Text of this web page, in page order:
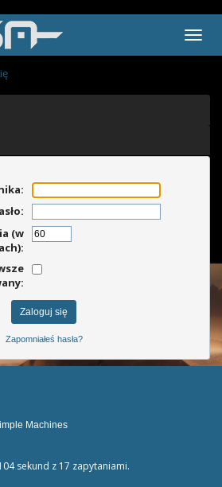
(w
Zapomniałeś hasła?
Machines
sekund z 17 zapytaniami.